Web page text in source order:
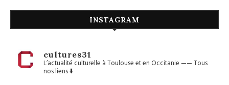
INSTAGRAM
cultures31
L’actualité culturelle à Toulouse et en Occitanie——Tous
nos liens ⬇️